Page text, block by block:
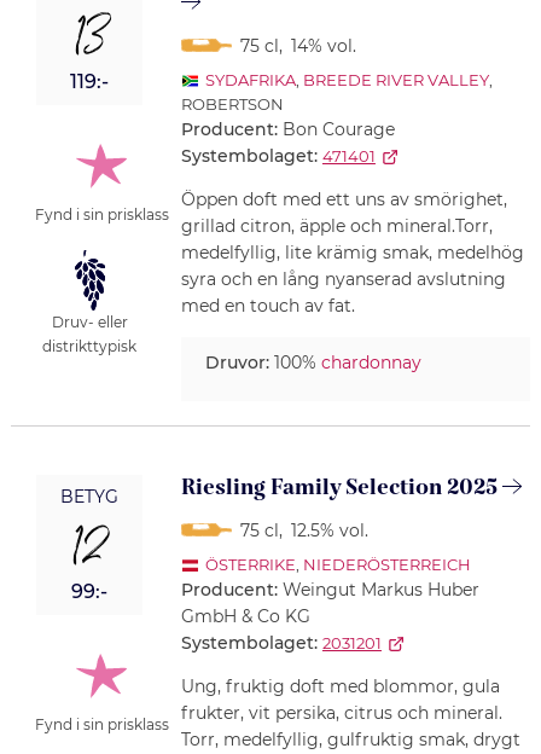
13
119:-
Fynd i sin prisklass
Druv- eller
distrikttypisk
75 cl, 14% vol.
SYDAFRIKA, BREEDE RIVER VALLEY,
ROBERTSON
Producent: Bon Courage
Systembolaget: 471401
Öppen doft med ett uns av smörighet,
grillad citron, äpple och mineral.Torr,
medelfyllig, lite krämig smak, medelhög
syra och en lång nyanserad avslutning
med en touch av fat.
Druvor:100% chardonnay
BETYG
12
99:-
Fynd i sin prisklass
Riesling Family Selection 2025
75 cl, 12.5% vol.
ÖSTERRIKE, NIEDERÖSTERREICH
Producent: Weingut Markus Huber
GmbH & Co KG
Systembolaget: 2031201
Ung, fruktig doft med blommor, gula
frukter, vit persika, citrus och mineral.
Torr, medelfyllig, gulfruktig smak, drygt